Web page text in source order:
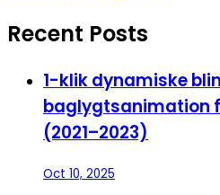
Recent Posts
1-klik dynamiske
baglygtsanimation
(2021–2023)
Oct 10, 2025